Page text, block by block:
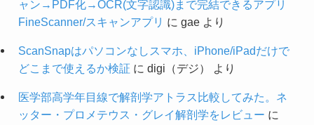
ャン→PDF化→OCR(文字認識)まで完結できるアプリ
FineScanner/スキャンアプリ に gaeより
ScanSnapはパソコンなしスマホ、iPhone/iPadだけで
どこまで使えるか検証 に digi（デジ） より
医学部高学年目線で解剖学アトラス比較してみた。ネ
ッター・プロメテウス・グレイ解剖学をレビュー に